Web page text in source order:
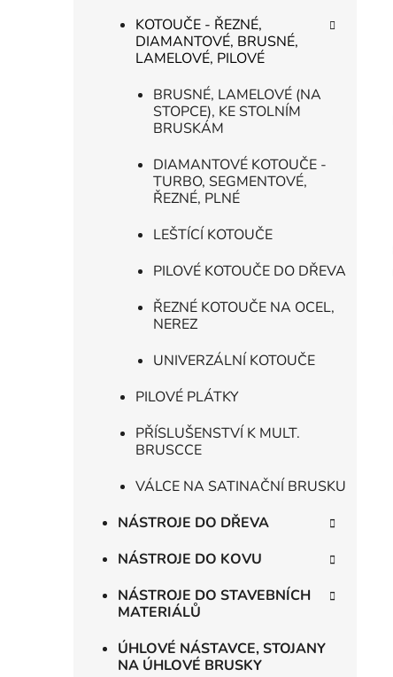
KOTOUČE - ŘEZNÉ,
DIAMANTOVÉ, BRUSNÉ,
LAMELOVÉ, PILOVÉ
BRUSNÉ, LAMELOVÉ (NA
STOPCE), KE STOLNÍM
BRUSKÁM
DIAMANTOVÉ KOTOUČE -
TURBO, SEGMENTOVÉ,
ŘEZNÉ, PLNÉ
LEŠTÍCÍ KOTOUČE
PILOVÉ KOTOUČE DO DŘEVA
ŘEZNÉ KOTOUČE NA OCEL,
NEREZ
UNIVERZÁLNÍ KOTOUČE
PILOVÉ PLÁTKY
PŘÍSLUŠENSTVÍ K MULT.
BRUSCCE
VÁLCE NA SATINAČNÍ BRUSKU
NÁSTROJE DO DŘEVA
NÁSTROJE DO KOVU
NÁSTROJE DO STAVEBNÍCH
MATERIÁLŮ
ÚHLOVÉ NÁSTAVCE, STOJANY
NA ÚHLOVÉ BRUSKY